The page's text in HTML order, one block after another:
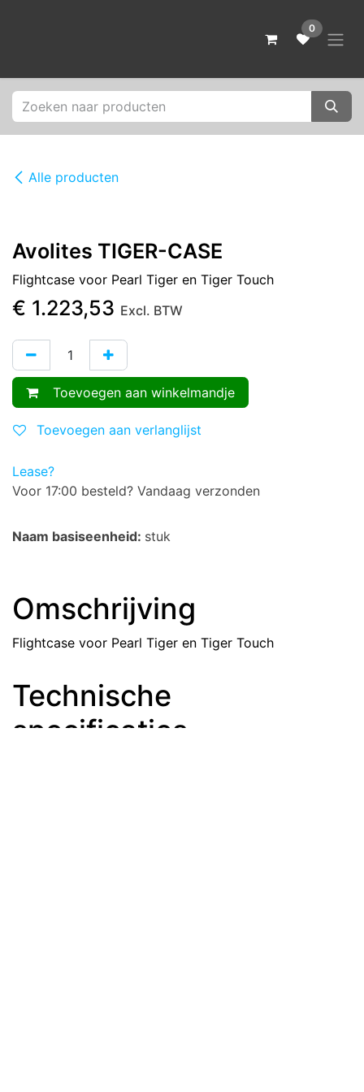
0
Alle producten
Avolites TIGER-CASE
Flightcase voor Pearl Tiger en Tiger Touch
€ 1.223,53 Excl. BTW
Toevoegen aan winkelmandje
Toevoegen aan verlanglijst
Lease?
Voor 17:00 besteld? Vandaag verzonden
Naam basiseenheid: stuk
Omschrijving
Flightcase voor Pearl Tiger en Tiger Touch
Technische
specificaties